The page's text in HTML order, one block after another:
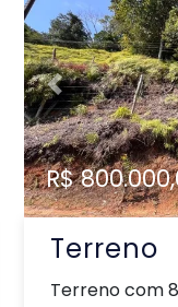
Previous
R$
Terreno
Terreno com